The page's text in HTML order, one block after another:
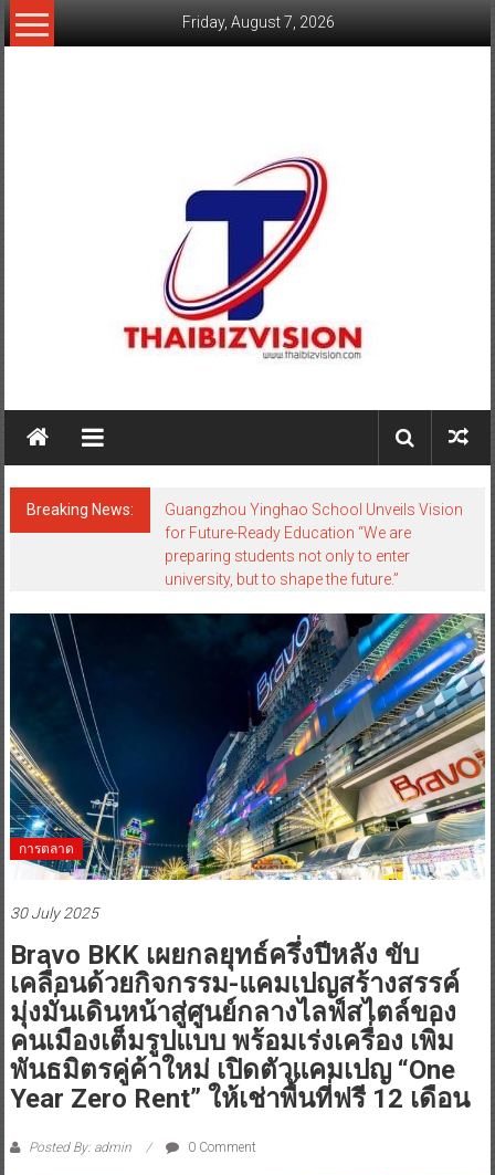
Skip
to
Friday, August 7, 2026
Breaking News:
อินฟอร์มา มาร์เก็ตส์ ผนึกเครือข่ายธุรกิจท่อง
เที่ยว-บริการ จัด Food & Hospitality Thailand
2026 เชื่อม 4 งานใหญ่ สร้างโอกาสธุรกิจครบ
วงจร
การตลาด
30 July 2025
Bravo BKK เผยกลยุทธ์ครึ่งปีหลัง ขับ
เคลื่อนด้วยกิจกรรม-แคมเปญสร้างสรรค์
มุ่งมั่นเดินหน้าสู่ศูนย์กลางไลฟ์สไตล์ของ
คนเมืองเต็มรูปแบบ พร้อมเร่งเครื่อง เพิ่ม
พันธมิตรคู่ค้าใหม่ เปิดตัวแคมเปญ “One
Year Zero Rent” ให้เช่าพื้นที่ฟรี 12 เดือน
Posted By: admin 0 Comment